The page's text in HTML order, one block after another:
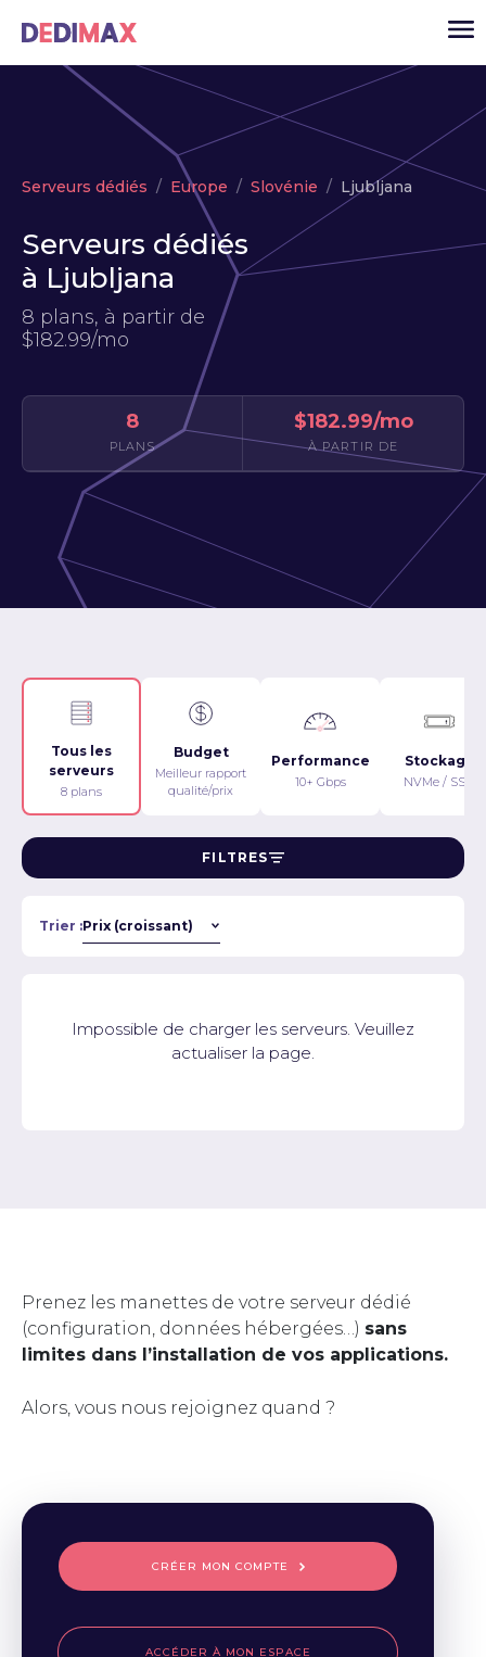
VPS
Serveurs dédiés
USD▾
MON ESPACE
Serveurs dédiés Europe Slovénie Ljubljana
Serveurs dédiés
à Ljubljana
8 plans, à partir de
$182.99/mo
8
PLANS
$182.99/mo
À PARTIR DE
Tous les
serveurs
8 plans
Budget
Meilleur rapport
qualité/prix
Performance
10+ Gbps
Stockage
NVMe / SSD
FILTRES
Trier :
Impossible de charger les serveurs. Veuillez
actualiser la page.
Prenez les manettes de votre serveur dédié
(configuration, données hébergées…) sans
limites dans l’installation de vos applications.
Alors, vous nous rejoignez quand ?
CRÉER MON COMPTE
ACCÉDER À MON ESPACE